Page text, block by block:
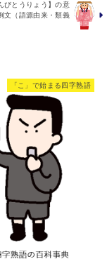
びとうりょう】の意
文（語源由来・類義
「こ」で始まる四字熟語